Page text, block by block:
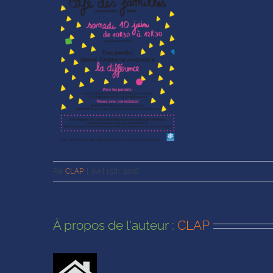
Par CLAP avril 15th, 2018
À propos de l'auteur : CLAP